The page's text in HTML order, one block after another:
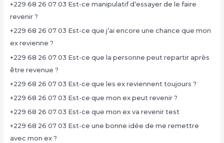
+229 68 26 07 03 Est-ce manipulatif d’essayer de le faire
revenir ?
+229 68 26 07 03 Est-ce que j’ai encore une chance que mon
ex revienne ?
+229 68 26 07 03 Est-ce que la personne peut repartir après
être revenue ?
+229 68 26 07 03 Est-ce que les ex reviennent toujours ?
+229 68 26 07 03 Est-ce que mon ex peut revenir ?
+229 68 26 07 03 Est-ce que mon ex va revenir test
+229 68 26 07 03 Est-ce une bonne idée de me remettre
avec mon ex ?